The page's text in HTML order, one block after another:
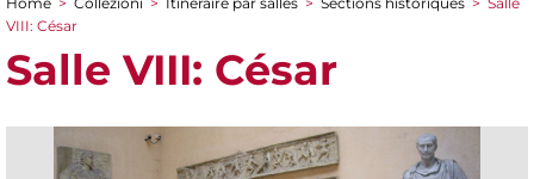
You are here
VIII: César
Salle VIII: César